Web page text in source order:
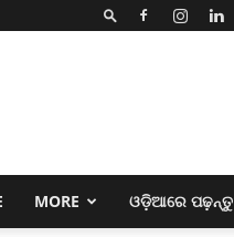
MORE ଓଡ଼ିଆରେ ପଢ଼ନ୍ତୁ